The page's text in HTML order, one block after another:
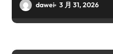
dawei 3 月 31, 2026